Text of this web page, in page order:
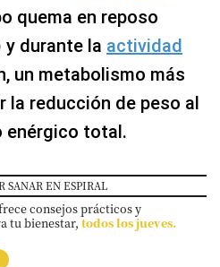
quema en reposo
durante la actividad
un metabolismo más
la reducción de peso al
enérgico total.
SANAR EN ESPIRAL
consejos prácticos y
tu bienestar,todos los jueves.